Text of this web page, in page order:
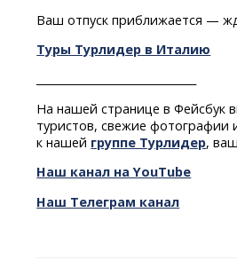
Ваш отпуск приближается —
Туры Турлидер в Италию
На нашей странице в Фейсбук
туристов, свежие фотографии
к нашей группе Турлидер,
Наш канал на YouTube
Наш Телеграм канал